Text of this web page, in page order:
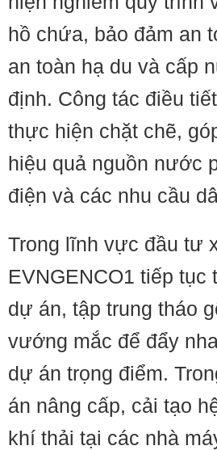
hồ chứa, bảo đảm an
an toàn hạ du và cấp
định. Công tác điều
thực hiện chặt chẽ,
hiệu quả nguồn nước
điện và các nhu cầu
Trong lĩnh vực đầu tư
EVNGENCO1 tiếp tục
dự án, tập trung tháo
vướng mắc để đẩy
dự án trọng điểm.
án nâng cấp, cải tạo
khí thải tại các nhà